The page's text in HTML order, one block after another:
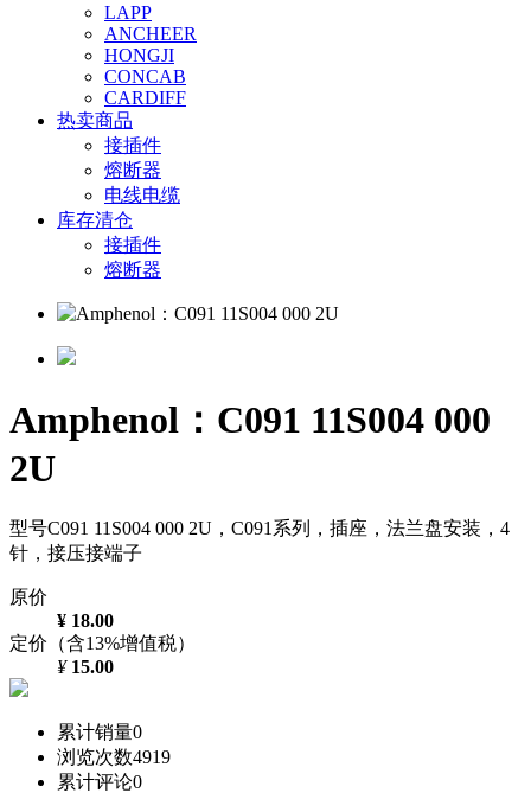
LAPP
ANCHEER
HONGJI
CONCAB
CARDIFF
热卖商品
接插件
熔断器
电线电缆
库存清仓
接插件
熔断器
Amphenol：C091 11S004 000
2U
型号C091 11S004 000 2U，C091系列，插座，法兰盘安装，4
针，接压接端子
原价
¥ 18.00
定价（含13%增值税）
¥ 15.00
累计销量0
浏览次数4919
累计评论0